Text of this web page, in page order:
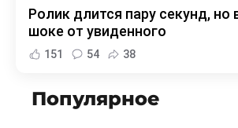
Ролик длится пару секунд, но
шоке от увиденного
151 54 38
Популярное